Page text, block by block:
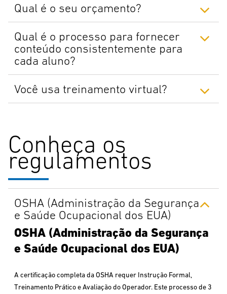
Qual é o seu orçamento?
Qual é o processo para fornecer
conteúdo consistentemente para
cada aluno?
Você usa treinamento virtual?
Conheça os
regulamentos
OSHA (Administração da Segurança
e Saúde Ocupacional dos EUA)
OSHA (Administração da Segurança
e Saúde Ocupacional dos EUA)
A certificação completa da OSHA requer Instrução Formal,
Treinamento Prático e Avaliação do Operador. Este processo de 3